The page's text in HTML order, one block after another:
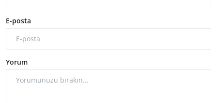
E-posta
Yorum